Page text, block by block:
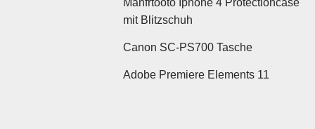
Manfrtooto Iphone 4 Protectioncase
mit Blitzschuh
Canon SC-PS700 Tasche
Adobe Premiere Elements 11